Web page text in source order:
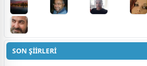
SON ŞİİRLERİ